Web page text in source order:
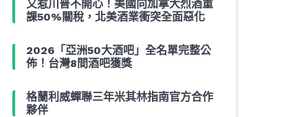
又惹川普不開心！美國向加拿大烈酒重
課50%關稅，北美酒業衝突全面惡化
2026「亞洲50大酒吧」全名單完整公
佈！台灣8間酒吧獲獎
格蘭利威蟬聯三年米其林指南官方合作
夥伴